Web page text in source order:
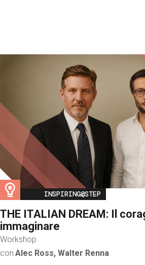
Image
INSPIRING@STEP
THE ITALIAN DREAM: Il
immaginare
Workshop
con Alec Ross, Walter Renna